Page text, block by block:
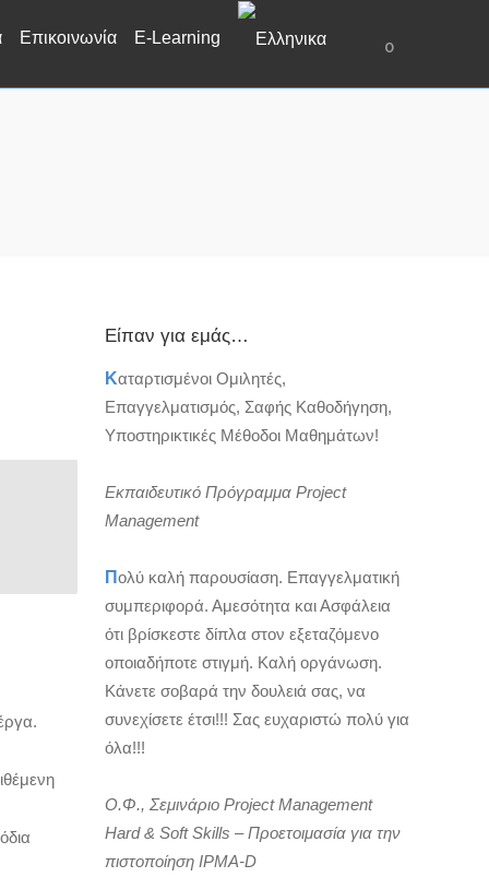
0
Επικοινωνία E-Learning
Είπαν για εμάς…
Καταρτισμένοι Ομιλητές,
Επαγγελματισμός, Σαφής Καθοδήγηση,
Υποστηρικτικές Μέθοδοι Μαθημάτων!
Εκπαιδευτικό Πρόγραμμα Project
Management
Πολύ καλή παρουσίαση. Επαγγελματική
συμπεριφορά. Αμεσότητα και Ασφάλεια
ότι βρίσκεστε δίπλα στον εξεταζόμενο
οποιαδήποτε στιγμή. Καλή οργάνωση.
Κάνετε σοβαρά την δουλειά σας, να
συνεχίσετε έτσι!!! Σας ευχαριστώ πολύ για
όλα!!!
Ο.Φ., Σεμινάριο Project Management
Hard & Soft Skills – Προετοιμασία για την
πιστοποίηση IPMA-D